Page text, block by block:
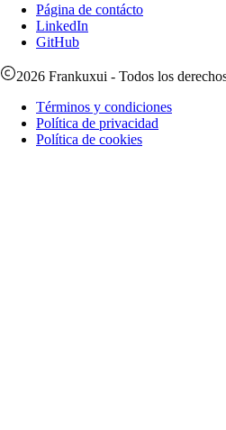
Página de contácto
LinkedIn
GitHub
2026 Frankuxui - Todos los
Términos y condiciones
Política de privacidad
Política de cookies